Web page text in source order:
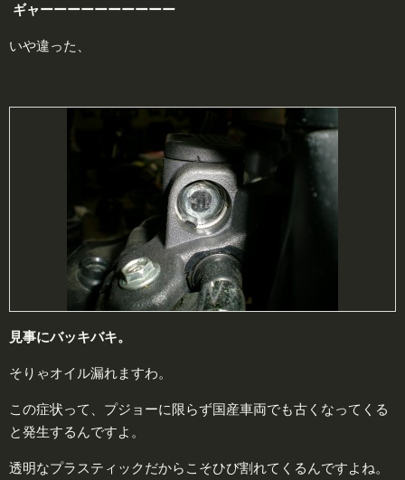
ギャーーーーーーーーーー
いや違った、
見事にバッキバキ。
そりゃオイル漏れますわ。
この症状って、プジョーに限らず国産車両でも古くなってくる
と発生するんですよ。
透明なプラスティックだからこそひび割れてくるんですよね。